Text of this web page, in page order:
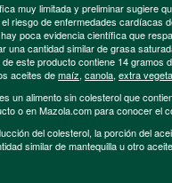
muy limitada y preliminar sugiere
riesgo de enfermedades cardíacas
poca evidencia científica que
una cantidad similar de grasa
este producto contiene 14 gramos
aceites demaíz,canola,extra
un alimento sin colesterol que
o en Mazola.com para conocer el
del colesterol, la porción del
similar de mantequilla u otro